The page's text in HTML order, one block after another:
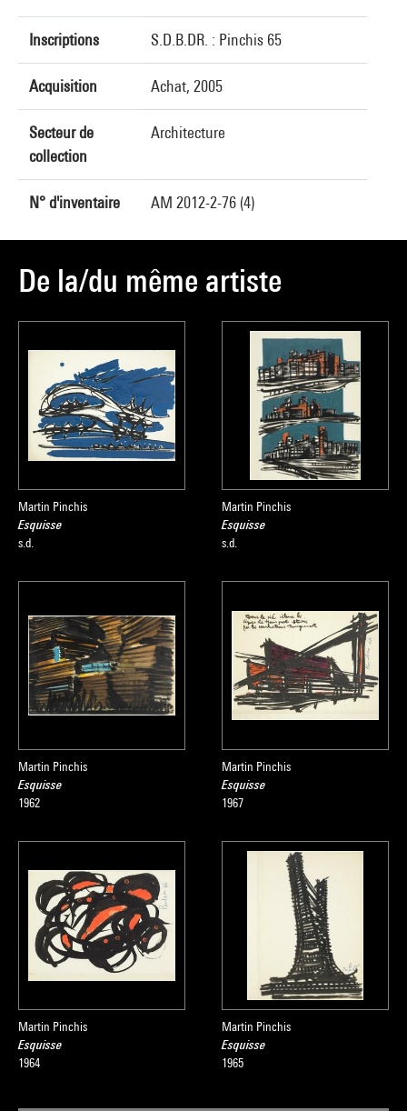
Inscriptions S.D.B.DR. : Pinchis 65
Acquisition Achat, 2005
Secteur de
collection
Architecture
N° d'inventaire AM 2012-2-76 (4)
De la/du même artiste
Martin Pinchis
Esquisse
s.d.
Martin Pinchis
Esquisse
s.d.
Martin Pinchis
Esquisse
1962
Martin Pinchis
Esquisse
1967
Martin Pinchis
Esquisse
1964
Martin Pinchis
Esquisse
1965